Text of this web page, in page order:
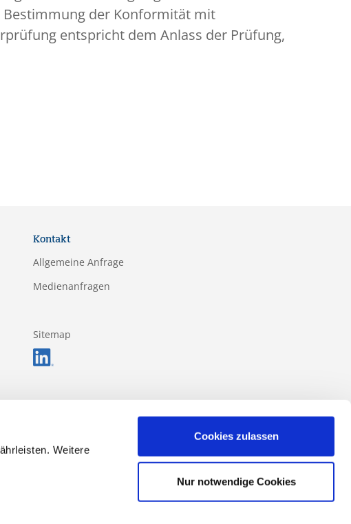
Weitere
Cookies zulassen
Nur notwendige Cookies
der Konformität mit
entspricht dem Anlass der Prüfung,
Kontakt
Allgemeine Anfrage
Medienanfragen
Sitemap